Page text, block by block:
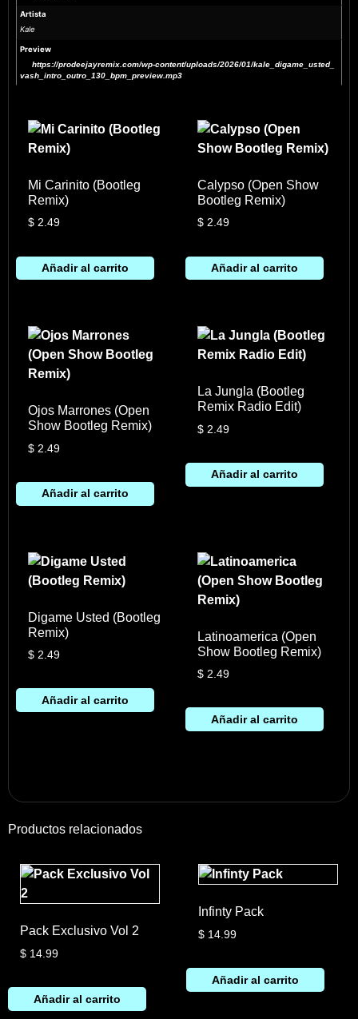
Artista
Kale
Preview
https://prodeejayremix.com/wp-content/uploads/2026/01/kale_digame_usted_
vash_intro_outro_130_bpm_preview.mp3
Mi Carinito (Bootleg
Remix)
$2.49
Añadir al carrito
Calypso (Open Show
Bootleg Remix)
$ 2.49
Añadir al carrito
Ojos Marrones (Open
Show Bootleg Remix)
$2.49
Añadir al carrito
La Jungla (Bootleg
Remix Radio Edit)
$ 2.49
Añadir al carrito
Digame Usted (Bootleg
Remix)
$2.49
Añadir al carrito
Latinoamerica (Open
Show Bootleg Remix)
$ 2.49
Añadir al carrito
Productos relacionados
Pack Exclusivo Vol 2
$ 14.99
Añadir al carrito
Infinty Pack
$14.99
Añadir al carrito